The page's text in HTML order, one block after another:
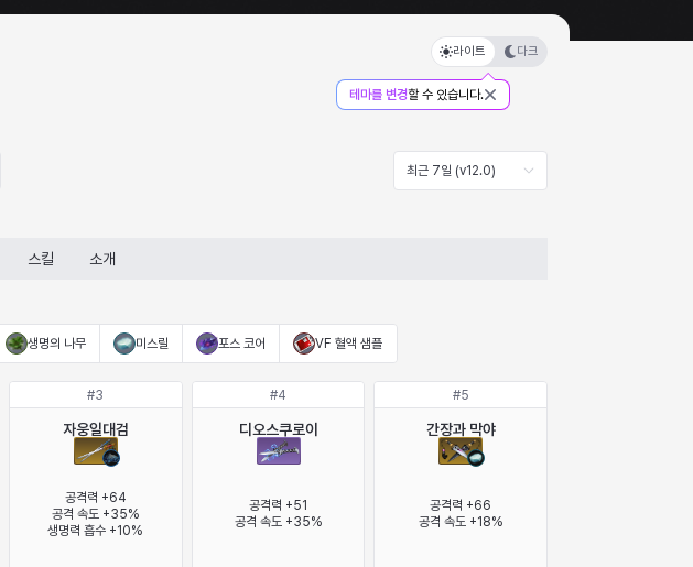
라이트 다크
테마를 변경할 수 있습니다.
최근 7일 (v12.0)
스킬 소개
생명의 나무 미스릴 포스 코어 VF 혈액 샘플
#3
자웅일대검
공격력 +64
공격 속도 +35%
생명력 흡수 +10%
#4
디오스쿠로이
공격력 +51
공격 속도 +35%
#5
간장과 막야
공격력 +66
공격 속도 +18%